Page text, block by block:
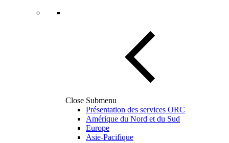
Close Submenu
Présentation des services ORC
Amérique du Nord et du Sud
Europe
Asie-Pacifique